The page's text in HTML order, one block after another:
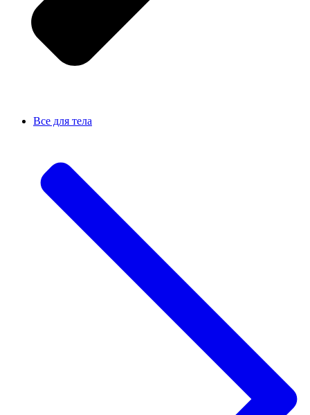
Все для тела